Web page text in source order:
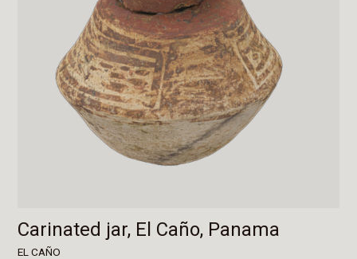
Carinated jar, El Caño, Panama
EL CAÑO